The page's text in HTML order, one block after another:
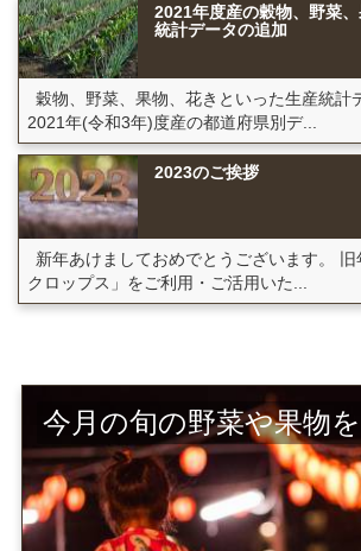
2021年度産の穀物、野菜
統計データの追加
穀物、野菜、果物、花きといった生産統計
2021年(令和3年)度産の都道府県別デ...
2023のご挨拶
新年あけましておめでとうございます。
クロップス」をご利用・ご活用いた...
今月の旬の野菜や果物